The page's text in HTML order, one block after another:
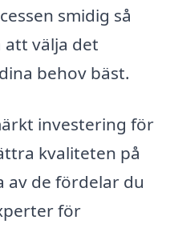
smidig så
att välja det
behov bäst.
investering för
kvaliteten på
av de fördelar du
för